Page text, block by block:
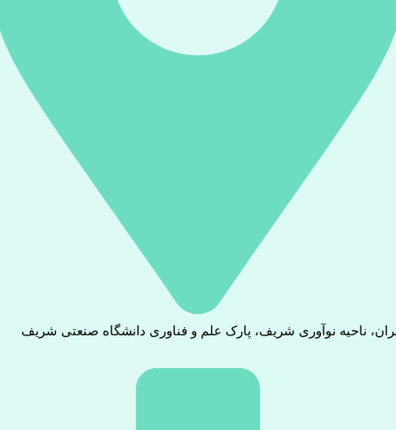
ناحیه نوآوری شریف، پارک علم و فناوری دانشگاه صنعتی شریف